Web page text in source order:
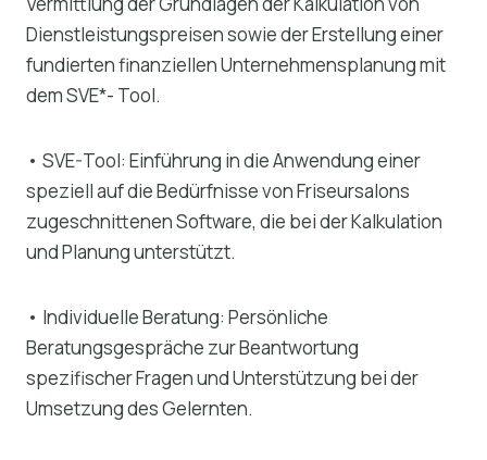
Dienstleistungspreisen sowie der Erstellung einer
fundierten finanziellen Unternehmensplanung mit
dem SVE*- Tool.
• SVE-Tool: Einführung in die Anwendung einer
speziell auf die Bedürfnisse von Friseursalons
zugeschnittenen Software, die bei der Kalkulation
und Planung unterstützt.
• Individuelle Beratung: Persönliche
Beratungsgespräche zur Beantwortung
spezifischer Fragen und Unterstützung bei der
Umsetzung des Gelernten.